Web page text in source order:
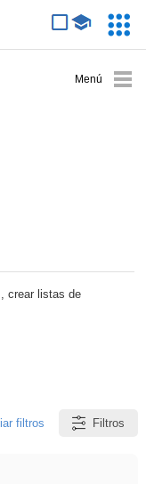
crear listas de
filtros Filtros